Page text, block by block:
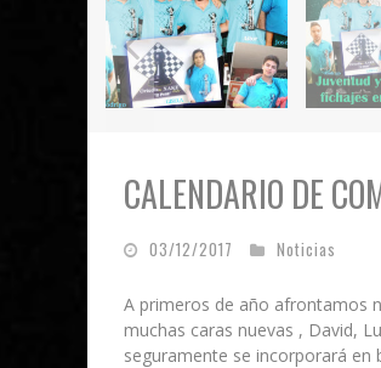
CALENDARIO DE
03/12/2017 Noticias
A primeros de año afrontamos
muchas caras nuevas , David,
seguramente se incorporará en